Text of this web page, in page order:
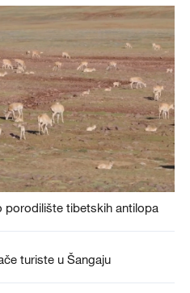
porodilište tibetskih antilopa
turiste u Šangaju